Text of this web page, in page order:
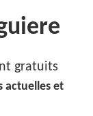
gratuits
actuelles et